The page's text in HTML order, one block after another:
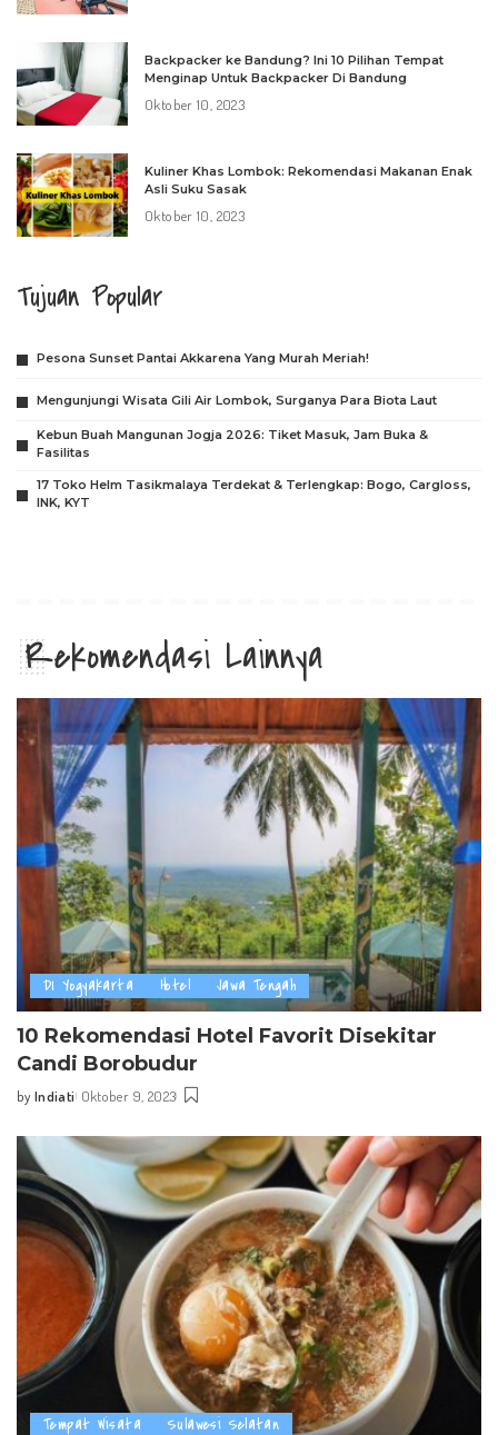
Backpacker ke Bandung? Ini 10 Pilihan Tempat
Menginap Untuk Backpacker Di Bandung
Oktober 10, 2023
Kuliner Khas Lombok: Rekomendasi Makanan Enak
Asli Suku Sasak
Oktober 10, 2023
Tujuan Popular
Pesona Sunset Pantai Akkarena Yang Murah Meriah!
Mengunjungi Wisata Gili Air Lombok, Surganya Para Biota Laut
Kebun Buah Mangunan Jogja 2026: Tiket Masuk, Jam Buka &
Fasilitas
17 Toko Helm Tasikmalaya Terdekat & Terlengkap: Bogo, Cargloss,
INK, KYT
Rekomendasi Lainnya
DI Yogyakarta Hotel Jawa Tengah
10 Rekomendasi Hotel Favorit Disekitar
Candi Borobudur
Posted
by Indiati Oktober 9, 2023
Tempat Wisata Sulawesi Selatan